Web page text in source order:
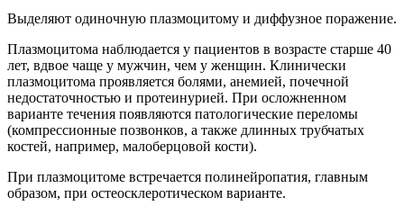
Выделяют одиночную плазмоцитому и диффузное поражение.
Плазмоцитома наблюдается у пациентов в возрасте старше 40
лет, вдвое чаще у мужчин, чем у женщин. Клинически
плазмоцитома проявляется болями, анемией, почечной
недостаточностью и протеинурией. При осложненном
варианте течения появляются патологические переломы
(компрессионные позвонков, а также длинных трубчатых
костей, например, малоберцовой кости).
При плазмоцитоме встречается полинейропатия, главным
образом, при остеосклеротическом варианте.